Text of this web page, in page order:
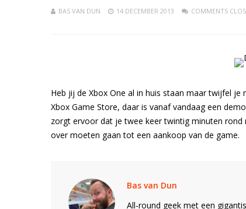
BAS VAN DUN 14 DECEMBER 2013 COMMENTS
Heb jij de Xbox One al in huis staan maar twijfel
Xbox Game Store, daar is vanaf vandaag een
zorgt ervoor dat je twee keer twintig minuten rond
over moeten gaan tot een aankoop van de game.
Bas van Dun
All-round geek met een